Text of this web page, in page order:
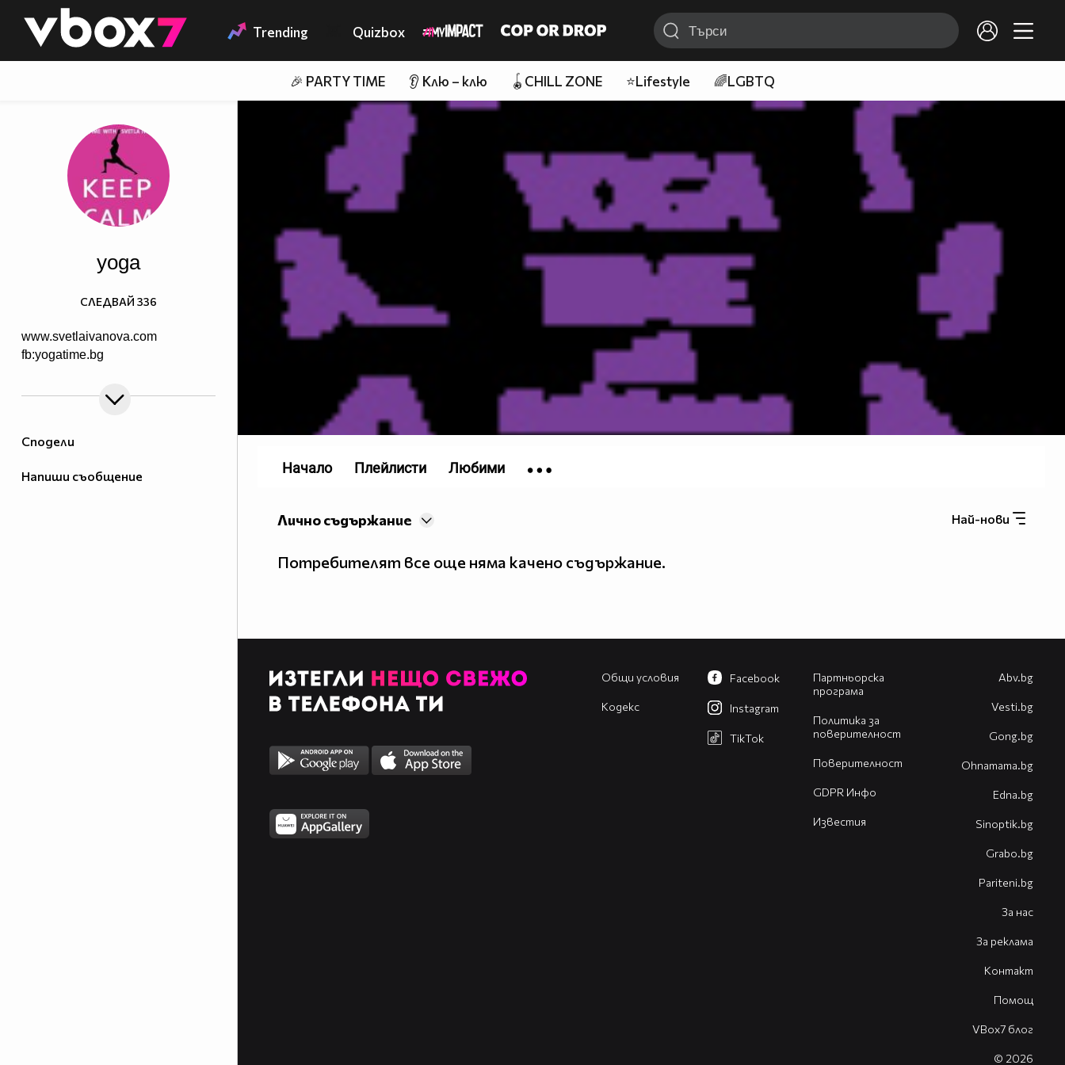
👾 Trending Quizbox
🎉 PARTY TIME 👂 Клю – клю 🪀CHILL ZONE ⭐Lifestyle 🌈LGBTQ
Сподели
Напиши съобщение
yoga
www.svetlaivanova.com
fb:yogatime.bg
СЛЕДВАЙ 336
Най-нови
Лично съдържание
Потребителят все още няма качено съдържание.
Начало Плейлисти Любими
Общи условия
Кодекс
Партньорска
програма
Политика за
поверителност
Поверителност
GDPR Инфо
Известия
Facebook
Instagram
TikTok
Abv.bg
Vesti.bg
Gong.bg
Оhnamama.bg
Edna.bg
Sinoptik.bg
Grabo.bg
Pariteni.bg
За нас
За реклама
Контакт
Помощ
VBox7 блог
© 2026